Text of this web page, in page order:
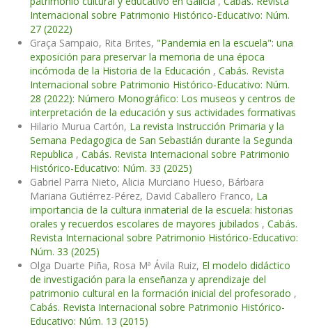
Internacional sobre Patrimonio Histórico-Educativo: Núm.
27 (2022)
Graça Sampaio, Rita Brites, "Pandemia en la escuela": una
exposición para preservar la memoria de una época
incómoda de la Historia de la Educación , Cabás. Revista
Internacional sobre Patrimonio Histórico-Educativo: Núm.
28 (2022): Número Monográfico: Los museos y centros de
interpretación de la educación y sus actividades formativas
Hilario Murua Cartón, La revista Instrucción Primaria y la
Semana Pedagogica de San Sebastián durante la Segunda
Republica , Cabás. Revista Internacional sobre Patrimonio
Histórico-Educativo: Núm. 33 (2025)
Gabriel Parra Nieto, Alicia Murciano Hueso, Bárbara
Mariana Gutiérrez-Pérez, David Caballero Franco, La
importancia de la cultura inmaterial de la escuela: historias
orales y recuerdos escolares de mayores jubilados , Cabás.
Revista Internacional sobre Patrimonio Histórico-Educativo:
Núm. 33 (2025)
Olga Duarte Piña, Rosa Mª Ávila Ruiz, El modelo didáctico
de investigación para la enseñanza y aprendizaje del
patrimonio cultural en la formación inicial del profesorado ,
Cabás. Revista Internacional sobre Patrimonio Histórico-
Educativo: Núm. 13 (2015)